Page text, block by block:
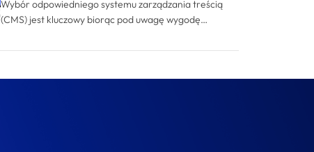
Wybór odpowiedniego systemu zarządzania treścią
(CMS) jest kluczowy biorąc pod uwagę wygodę
bezpieczeństwo. Imset wyróżnia się na polskim rynku IT
rozwoju Sulu CMS. Nasze zaangażowanie w